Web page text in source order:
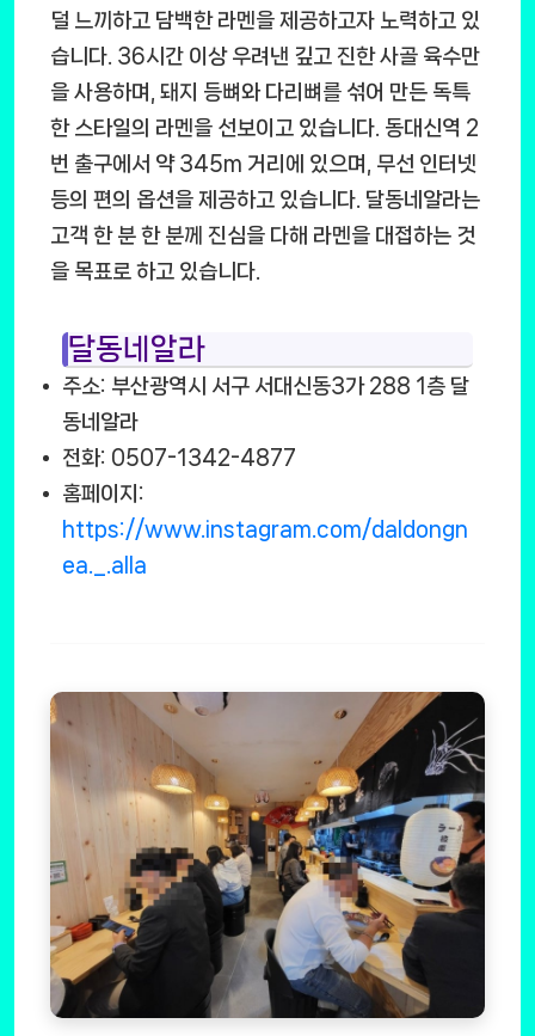
덜 느끼하고 담백한 라멘을 제공하고자 노력하고 있
습니다. 36시간 이상 우려낸 깊고 진한 사골 육수만
을 사용하며, 돼지 등뼈와 다리뼈를 섞어 만든 독특
한 스타일의 라멘을 선보이고 있습니다. 동대신역 2
번 출구에서 약 345m 거리에 있으며, 무선 인터넷
등의 편의 옵션을 제공하고 있습니다. 달동네알라는
고객 한 분 한 분께 진심을 다해 라멘을 대접하는 것
을 목표로 하고 있습니다.
달동네알라
주소: 부산광역시 서구 서대신동3가 288 1층 달
동네알라
전화: 0507-1342-4877
홈페이지:
https://www.instagram.com/daldongn
ea._.alla